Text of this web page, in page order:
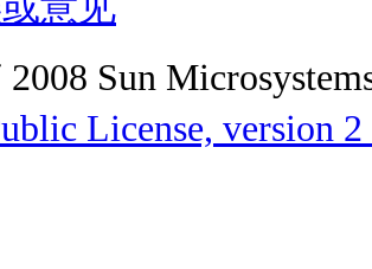
Sun
License, version